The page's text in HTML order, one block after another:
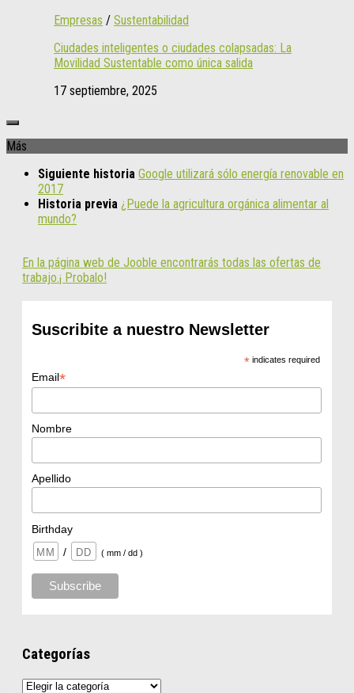
Empresas / Sustentabilidad
Ciudades inteligentes o ciudades colapsadas: La
Movilidad Sustentable como única salida
17 septiembre, 2025
Más
Siguiente historia Google utilizará sólo energía renovable en
2017
Historia previa ¿Puede la agricultura orgánica alimentar al
mundo?
En la página web de Jooble encontrarás todas las ofertas de
trabajo.¡ Probalo!
Suscribite a nuestro Newsletter
*indicates required
Email*
Nombre
Apellido
Birthday
/
( mm / dd )
Categorías
Categorías